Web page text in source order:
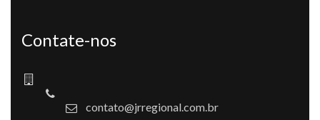
Contate-nos
contato@jrregional.com.br